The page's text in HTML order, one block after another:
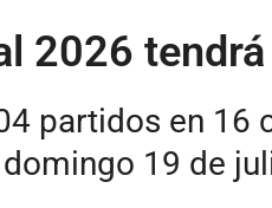
2026
partidos en 16
19 de